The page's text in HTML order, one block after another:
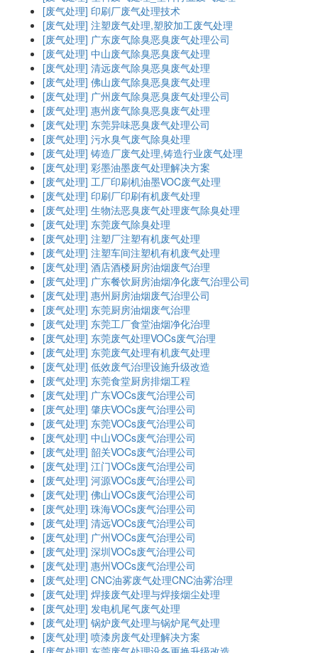
[废气处理] 印刷厂废气处理技术
[废气处理] 注塑废气处理,塑胶加工废气处理
[废气处理] 广东废气除臭恶臭废气处理公司
[废气处理] 中山废气除臭恶臭废气处理
[废气处理] 清远废气除臭恶臭废气处理
[废气处理] 佛山废气除臭恶臭废气处理
[废气处理] 广州废气除臭恶臭废气处理公司
[废气处理] 惠州废气除臭恶臭废气处理
[废气处理] 东莞异味恶臭废气处理公司
[废气处理] 污水臭气废气除臭处理
[废气处理] 铸造厂废气处理,铸造行业废气处理
[废气处理] 彩墨油墨废气处理解决方案
[废气处理] 工厂印刷机油墨VOC废气处理
[废气处理] 印刷厂印刷有机废气处理
[废气处理] 生物法恶臭废气处理废气除臭处理
[废气处理] 东莞废气除臭处理
[废气处理] 注塑厂注塑有机废气处理
[废气处理] 注塑车间注塑机有机废气处理
[废气处理] 酒店酒楼厨房油烟废气治理
[废气处理] 广东餐饮厨房油烟净化废气治理公司
[废气处理] 惠州厨房油烟废气治理公司
[废气处理] 东莞厨房油烟废气治理
[废气处理] 东莞工厂食堂油烟净化治理
[废气处理] 东莞废气处理VOCs废气治理
[废气处理] 东莞废气处理有机废气处理
[废气处理] 低效废气治理设施升级改造
[废气处理] 东莞食堂厨房排烟工程
[废气处理] 广东VOCs废气治理公司
[废气处理] 肇庆VOCs废气治理公司
[废气处理] 东莞VOCs废气治理公司
[废气处理] 中山VOCs废气治理公司
[废气处理] 韶关VOCs废气治理公司
[废气处理] 江门VOCs废气治理公司
[废气处理] 河源VOCs废气治理公司
[废气处理] 佛山VOCs废气治理公司
[废气处理] 珠海VOCs废气治理公司
[废气处理] 清远VOCs废气治理公司
[废气处理] 广州VOCs废气治理公司
[废气处理] 深圳VOCs废气治理公司
[废气处理] 惠州VOCs废气治理公司
[废气处理] CNC油雾废气处理CNC油雾治理
[废气处理] 焊接废气处理与焊接烟尘处理
[废气处理] 发电机尾气废气处理
[废气处理] 锅炉废气处理与锅炉尾气处理
[废气处理] 喷漆房废气处理解决方案